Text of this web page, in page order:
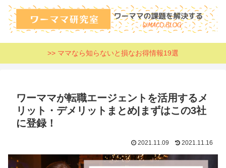
>> ママなら知らないと損なお得情報19選
ワーママが転職エージェントを活用するメ
リット・デメリットまとめ|まずはこの3社
に登録！
2021.11.09 2021.11.16